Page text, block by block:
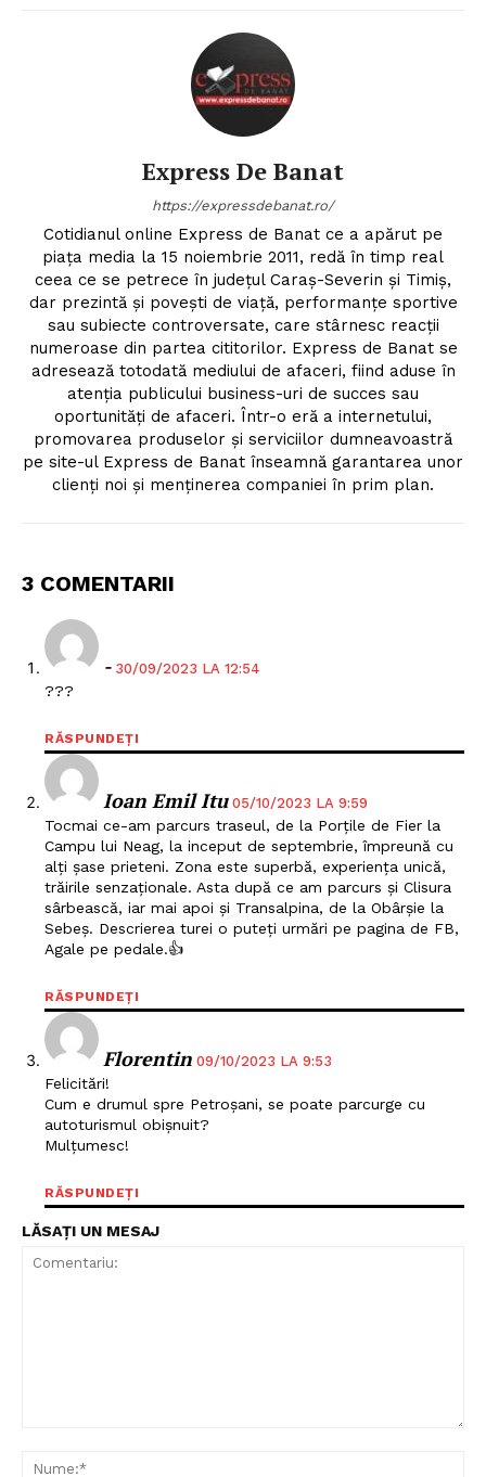
Express De Banat
https://expressdebanat.ro/
Cotidianul online Express de Banat ce a apărut pe
piața media la 15 noiembrie 2011, redă în timp real
ceea ce se petrece în județul Caraș-Severin și Timiș,
dar prezintă și povești de viață, performanțe sportive
sau subiecte controversate, care stârnesc reacții
numeroase din partea cititorilor. Express de Banat se
adresează totodată mediului de afaceri, fiind aduse în
atenția publicului business-uri de succes sau
oportunități de afaceri. Într-o eră a internetului,
promovarea produselor și serviciilor dumneavoastră
pe site-ul Express de Banat înseamnă garantarea unor
clienți noi și menținerea companiei în prim plan.
3 COMENTARII
- 30/09/2023 LA 12:54
???
RĂSPUNDEȚI
Ioan Emil Itu 05/10/2023 LA 9:59
Tocmai ce-am parcurs traseul, de la Porțile de Fier la
Campu lui Neag, la inceput de septembrie, împreună cu
alți șase prieteni. Zona este superbă, experiența unică,
trăirile senzaționale. Asta după ce am parcurs și Clisura
sârbească, iar mai apoi și Transalpina, de la Obârșie la
Sebeș. Descrierea turei o puteți urmări pe pagina de FB,
Agale pe pedale.👍
RĂSPUNDEȚI
Florentin 09/10/2023 LA 9:53
Felicitări!
Cum e drumul spre Petroșani, se poate parcurge cu
autoturismul obișnuit?
Mulțumesc!
RĂSPUNDEȚI
LĂSAȚI UN MESAJ